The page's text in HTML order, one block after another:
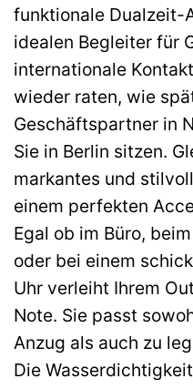
funktionale Dualzeit-
idealen Begleiter für
internationale
wieder raten, wie
Geschäftspartner in
Sie in Berlin sitzen.
markantes und
einem perfekten
Egal ob im Büro,
oder bei einem
Uhr verleiht Ihrem
Note. Sie passt
Anzug als auch zu
Die